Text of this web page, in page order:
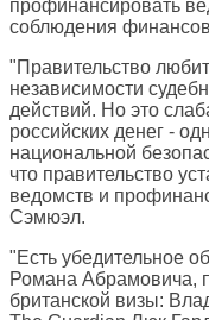
профинансировать
соблюдения
"Правительство
независимости
действий. Но это
российских денег -
национальной
что правительство
ведомств и
Сэмюэл.
"Есть убедительное
Романа Абрамовича,
британской визы: